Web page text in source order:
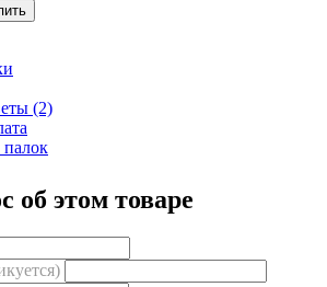
(2)
об этом товаре